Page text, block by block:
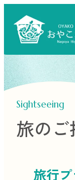
Sightseeing
旅のご
旅行